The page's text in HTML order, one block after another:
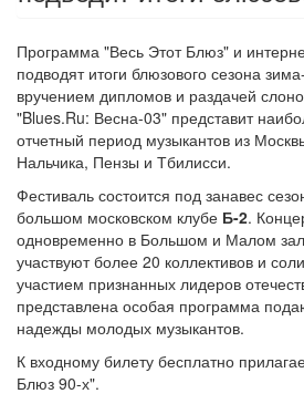
Программа "Весь Этот Блюз" и
подводят итоги блюзового сезона
вручением дипломов и раздачей
"Blues.Ru: Весна-03" представит
отчетный период музыкантов из
Нальчика, Пензы и Тбилисси.
Фестиваль состоится под занавес
большом московском клубе Б-2.
одновременно в Большом и Малом
участвуют более 20 коллективов и
участием признанных лидеров
представлена особая программа
надежды молодых музыкантов.
К входному билету бесплатно
Блюз 90-х".